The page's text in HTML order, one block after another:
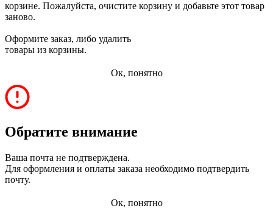
корзине. Пожалуйста, очистите корзину и добавьте этот товар
заново.
Оформите заказ, либо удалить
товары из корзины.
Ок, понятно
Обратите внимание
Ваша почта не подтверждена.
Для оформления и оплаты заказа необходимо подтвердить
почту.
Ок, понятно